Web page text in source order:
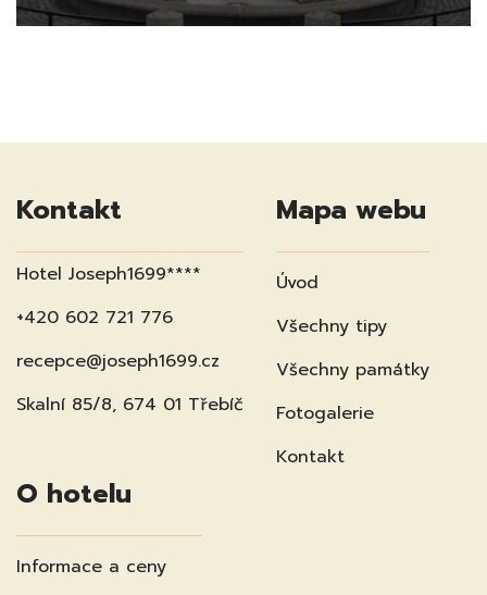
Kontakt
Hotel Joseph1699****
+420 602 721 776
recepce@joseph1699.cz
Skalní 85/8, 674 01 Třebíč
Mapa webu
Úvod
Všechny tipy
Všechny památky
Fotogalerie
Kontakt
O hotelu
Informace a ceny